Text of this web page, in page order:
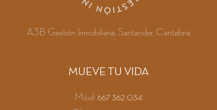
A3B Gestión Inmobiliaria. Santander, Cantabria
MUEVE TU VIDA
Móvil: 667 362 034